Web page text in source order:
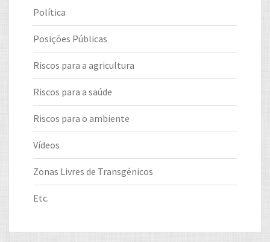
Política
Posições Públicas
Riscos para a agricultura
Riscos para a saúde
Riscos para o ambiente
Vídeos
Zonas Livres de Transgénicos
Etc.